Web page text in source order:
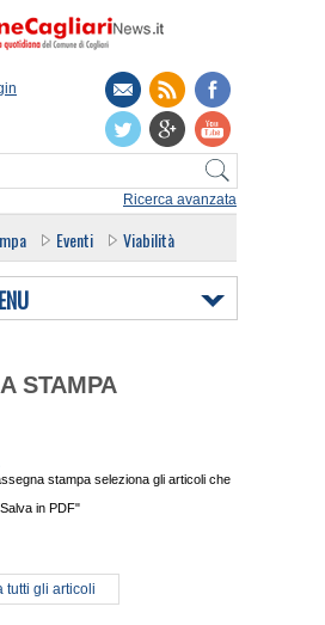
Ricerca avanzata
Eventi Viabilità
STAMPA
stampa seleziona gli articoli che
in PDF"
tutti gli articoli